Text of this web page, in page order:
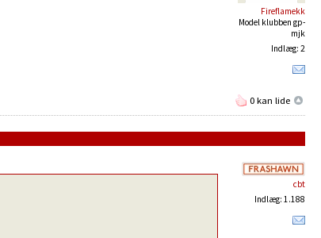
Fireflamekk
Model klubben gp-
mjk
Indlæg: 2
0 kan lide
cbt
Indlæg: 1.188